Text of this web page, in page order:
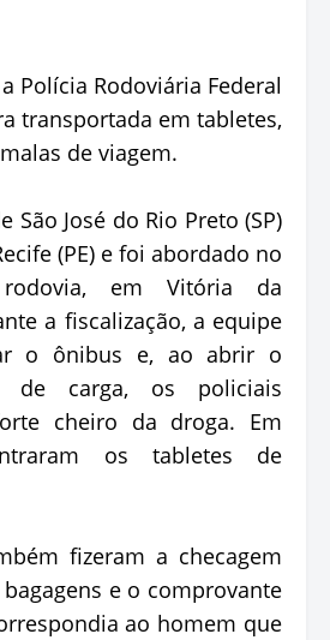
Polícia Rodoviária Federal
transportada em tabletes,
de viagem.
São José do Rio Preto (SP)
(PE) e foi abordado no
em Vitória da
a fiscalização, a equipe
o ônibus e, ao abrir o
de carga, os policiais
cheiro da droga. Em
os tabletes de
fizeram a checagem
e o comprovante
ao homem que